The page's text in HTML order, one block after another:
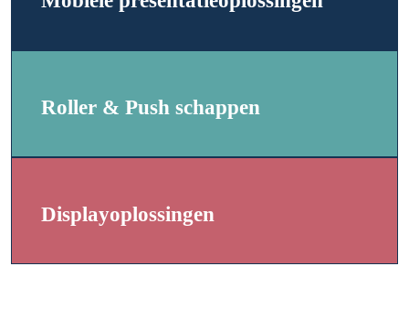
Roller & Push schappen
Displayoplossingen